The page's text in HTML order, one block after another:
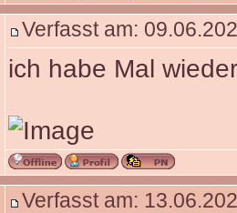
Verfasst am:
ich habe Mal
Verfasst am: